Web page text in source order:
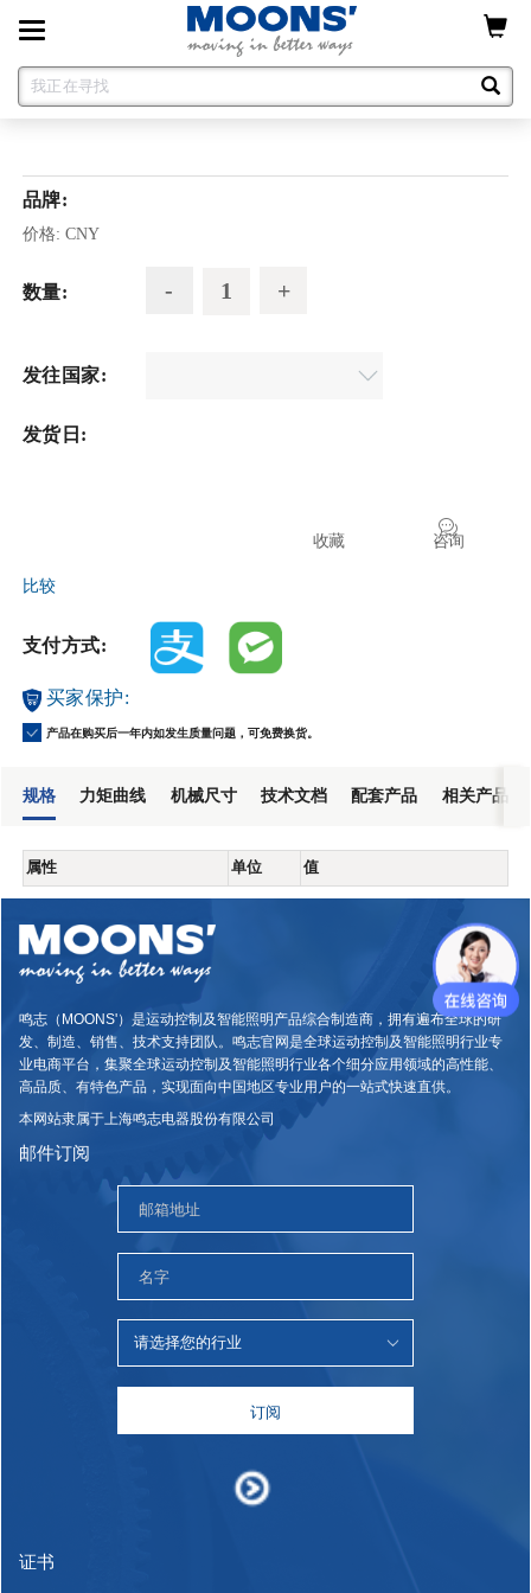
Toggle
navigation
品牌:
价格: CNY
数量:
发往国家:
发货日:
咨询
收藏
比较
支付方式:
买家保护:
产品在购买后一年内如发生质量问题，可免费换货。
规格 力矩曲线 机械尺寸 技术文档 配套产品 相关产品
属性 单位 值
鸣志（MOONS'）是运动控制及智能照明产品综合制造商，拥有遍布全球的研
发、制造、销售、技术支持团队。鸣志官网是全球运动控制及智能照明行业专
业电商平台，集聚全球运动控制及智能照明行业各个细分应用领域的高性能、
高品质、有特色产品，实现面向中国地区专业用户的一站式快速直供。
本网站隶属于上海鸣志电器股份有限公司
邮件订阅
订阅
证书